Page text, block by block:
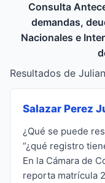
Consulta
demandas,
Nacionales e
Resultados de
Salazar Perez
¿Qué se puede
“¿qué registro
En la Cámara de
reporta matrícula